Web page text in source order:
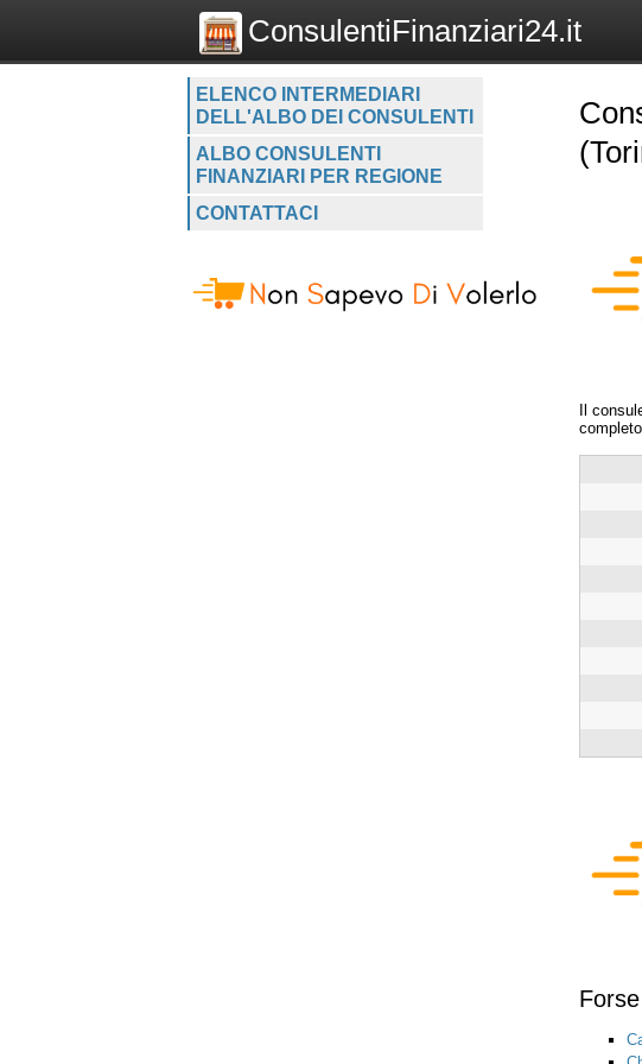
ConsulentiFinanziari24.it
ELENCO INTERMEDIARI
DELL'ALBO DEI CONSULENTI
ALBO CONSULENTI
FINANZIARI PER REGIONE
CONTATTACI
Il